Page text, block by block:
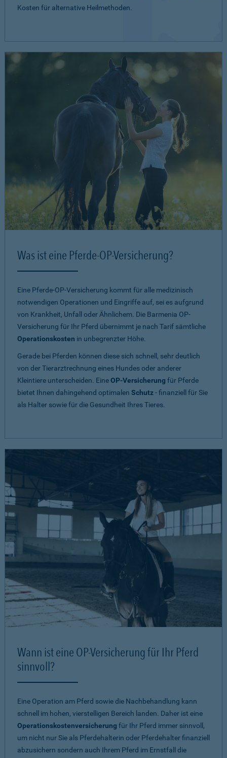
Kosten für alternative Heilmethoden.
Was ist eine Pferde-OP-Versicherung?
Eine Pferde-OP-Versicherung kommt für alle medizinisch
notwendigen Operationen und Eingriffe auf, sei es aufgrund
von Krankheit, Unfall oder Ähnlichem. Die Barmenia OP-
Versicherung für Ihr Pferd übernimmt je nach Tarif sämtliche
Operationskosten in unbegrenzter Höhe.
Gerade bei Pferden können diese sich schnell, sehr deutlich
von der Tierarztrechnung eines Hundes oder anderer
Kleintiere unterscheiden. EineOP-Versicherung für Pferde
bietet Ihnen dahingehend optimalen Schutz- finanziell für Sie
als Halter sowie für die Gesundheit Ihres Tieres.
Wann ist eine OP-Versicherung für Ihr Pferd
sinnvoll?
Eine Operation am Pferd sowie die Nachbehandlung kann
schnell im hohen, vierstelligen Bereich landen. Daher ist eine
Operationskostenversicherung für Ihr Pferd immer sinnvoll,
um nicht nur Sie als Pferdehalterin oder Pferdehalter finanziell
abzusichern sondern auch Ihrem Pferd im Ernstfall die